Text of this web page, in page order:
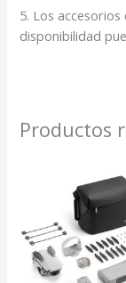
5. Los
disponibilidad
Productos